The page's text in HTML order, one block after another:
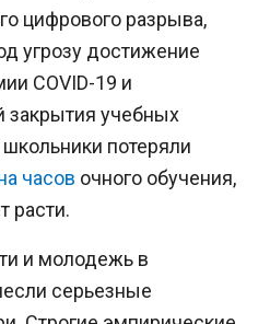
цифрового разрыва,
угрозу достижение
COVID-19 и
закрытия учебных
потеряли
часов очного обучения,
расти.
и молодежь в
серьезные